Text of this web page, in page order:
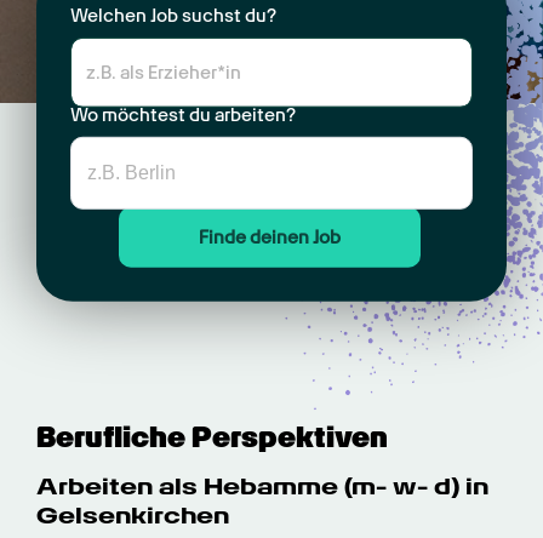
Welchen Job suchst du?
Wo möchtest du arbeiten?
Finde deinen Job
Berufliche Perspektiven
Arbeiten als Hebamme (m- w- d) in
Gelsenkirchen